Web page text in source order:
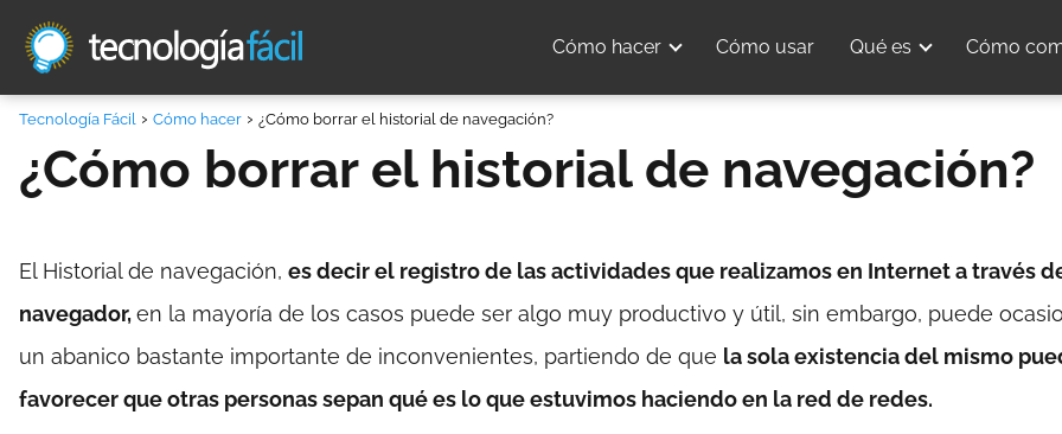
Cómo hacer Cómo usar Qué es Cómo
Tecnología Fácil Cómo hacer ¿Cómo borrar el historial de navegación?
¿Cómo borrar el historial de navegación?
El Historial de navegación, es decir el registro de las actividades que realizamos en Internet a través
navegador,en la mayoría de los casos puede ser algo muy productivo y útil, sin embargo, puede
un abanico bastante importante de inconvenientes, partiendo de que la sola existencia del mismo
favorecer que otras personas sepan qué es lo que estuvimos haciendo en la red de redes.